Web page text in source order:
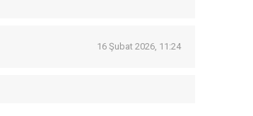
16 Şubat 2026, 11:24